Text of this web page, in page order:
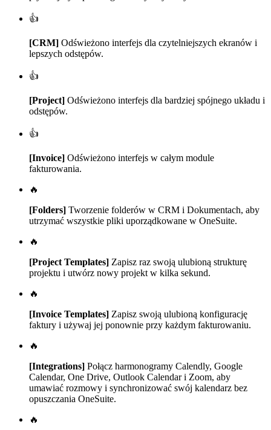
👍
[CRM] Odświeżono interfejs dla czytelniejszych ekranów i
lepszych odstępów.
👍
[Project] Odświeżono interfejs dla bardziej spójnego układu i
odstępów.
👍
[Invoice] Odświeżono interfejs w całym module
fakturowania.
🔥
[Folders] Tworzenie folderów w CRM i Dokumentach, aby
utrzymać wszystkie pliki uporządkowane w OneSuite.
🔥
[Project Templates] Zapisz raz swoją ulubioną strukturę
projektu i utwórz nowy projekt w kilka sekund.
🔥
[Invoice Templates] Zapisz swoją ulubioną konfigurację
faktury i używaj jej ponownie przy każdym fakturowaniu.
🔥
[Integrations] Połącz harmonogramy Calendly, Google
Calendar, One Drive, Outlook Calendar i Zoom, aby
umawiać rozmowy i synchronizować swój kalendarz bez
opuszczania OneSuite.
🔥